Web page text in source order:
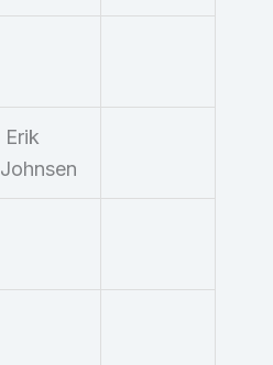
Erik
Johnsen